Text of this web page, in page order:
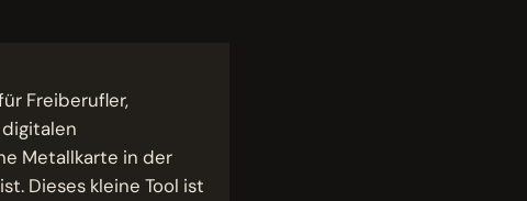
Freiberufler,
Metallkarte in der
Dieses kleine Tool ist